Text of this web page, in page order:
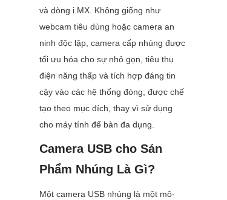
và dòng i.MX. Không giống như
webcam tiêu dùng hoặc camera an
ninh độc lập, camera cấp nhúng được
tối ưu hóa cho sự nhỏ gọn, tiêu thụ
điện năng thấp và tích hợp đáng tin
cậy vào các hệ thống đóng, được chế
tạo theo mục đích, thay vì sử dụng
cho máy tính để bàn đa dụng.
Camera USB cho Sản
Phẩm Nhúng Là Gì?
Một camera USB nhúng là một mô-